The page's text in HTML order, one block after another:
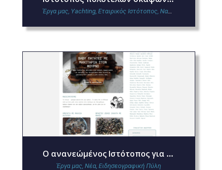
Έργα μας, Yachting, Εταιρικός Ιστότοπος, Ναυτιλία
O ανανεώμένος Ιστότοπος για το taperaki.gr
Έργα μας, Νέα, Ειδησεογραφική Πύλη